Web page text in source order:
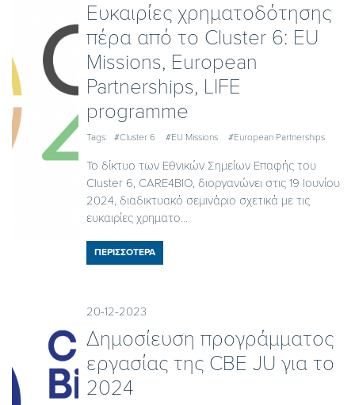
Ευκαιρίες χρηματοδότησης
πέρα από το Cluster 6: EU
Missions, European
Partnerships, LIFE
programme
Tags: #Cluster 6 #EU Missions #European Partnerships
Το δίκτυο των Εθνικών Σημείων Επαφής του
Cluster 6, CARE4BIO, διοργανώνει στις 19 Ιουνίου
2024, διαδικτυακό σεμινάριο σχετικά με τις
ευκαιρίες χρηματο...
ΠΕΡΙΣΣΟΤΕΡΑ
20-12-2023
Δημοσίευση προγράμματος
εργασίας της CBE JU για το
2024